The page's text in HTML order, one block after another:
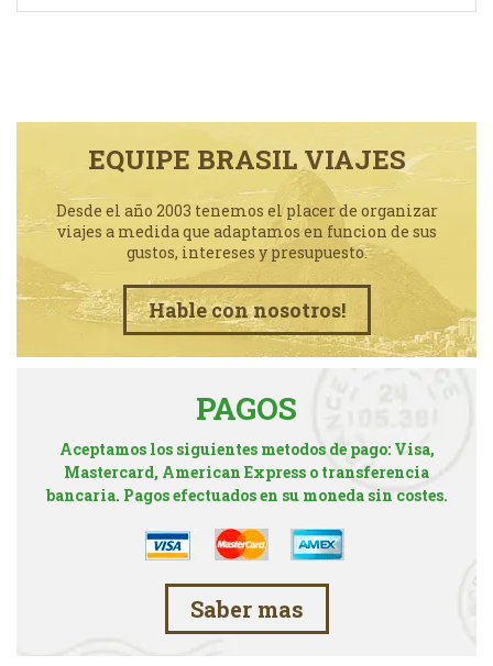
EQUIPE BRASIL VIAJES
Desde el año 2003 tenemos el placer de organizar
viajes a medida que adaptamos en funcion de sus
gustos, intereses y presupuesto.
Hable con nosotros!
PAGOS
Aceptamos los siguientes metodos de pago: Visa,
Mastercard, American Express o transferencia
bancaria. Pagos efectuados en su moneda sin costes.
Saber mas